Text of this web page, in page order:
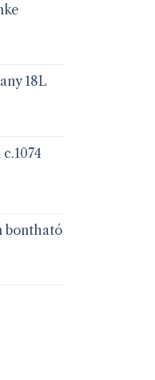
18L
bontható